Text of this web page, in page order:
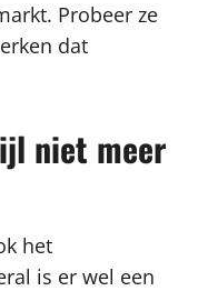
Probeer ze
dat
niet meer
het
is er wel een